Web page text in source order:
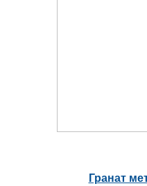
Гранат